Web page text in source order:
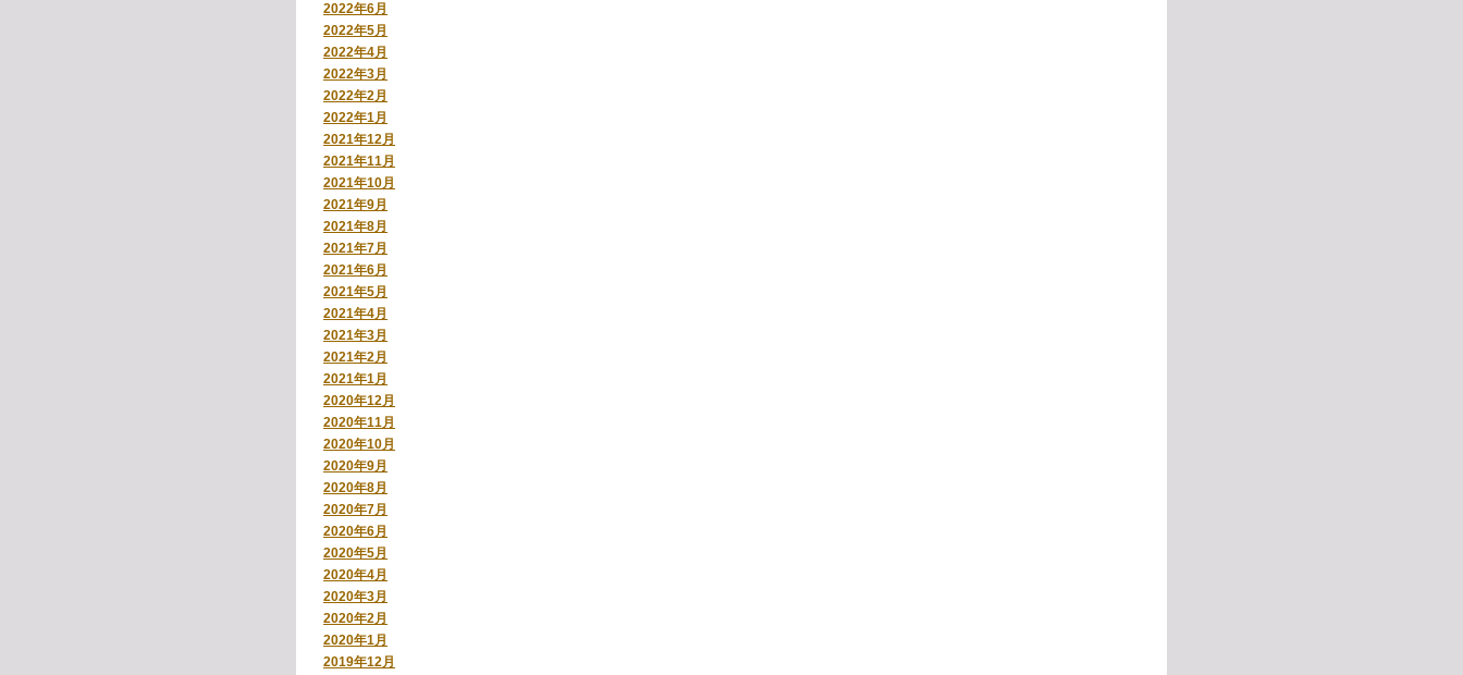
2022年6月
2022年5月
2022年4月
2022年3月
2022年2月
2022年1月
2021年12月
2021年11月
2021年10月
2021年9月
2021年8月
2021年7月
2021年6月
2021年5月
2021年4月
2021年3月
2021年2月
2021年1月
2020年12月
2020年11月
2020年10月
2020年9月
2020年8月
2020年7月
2020年6月
2020年5月
2020年4月
2020年3月
2020年2月
2020年1月
2019年12月